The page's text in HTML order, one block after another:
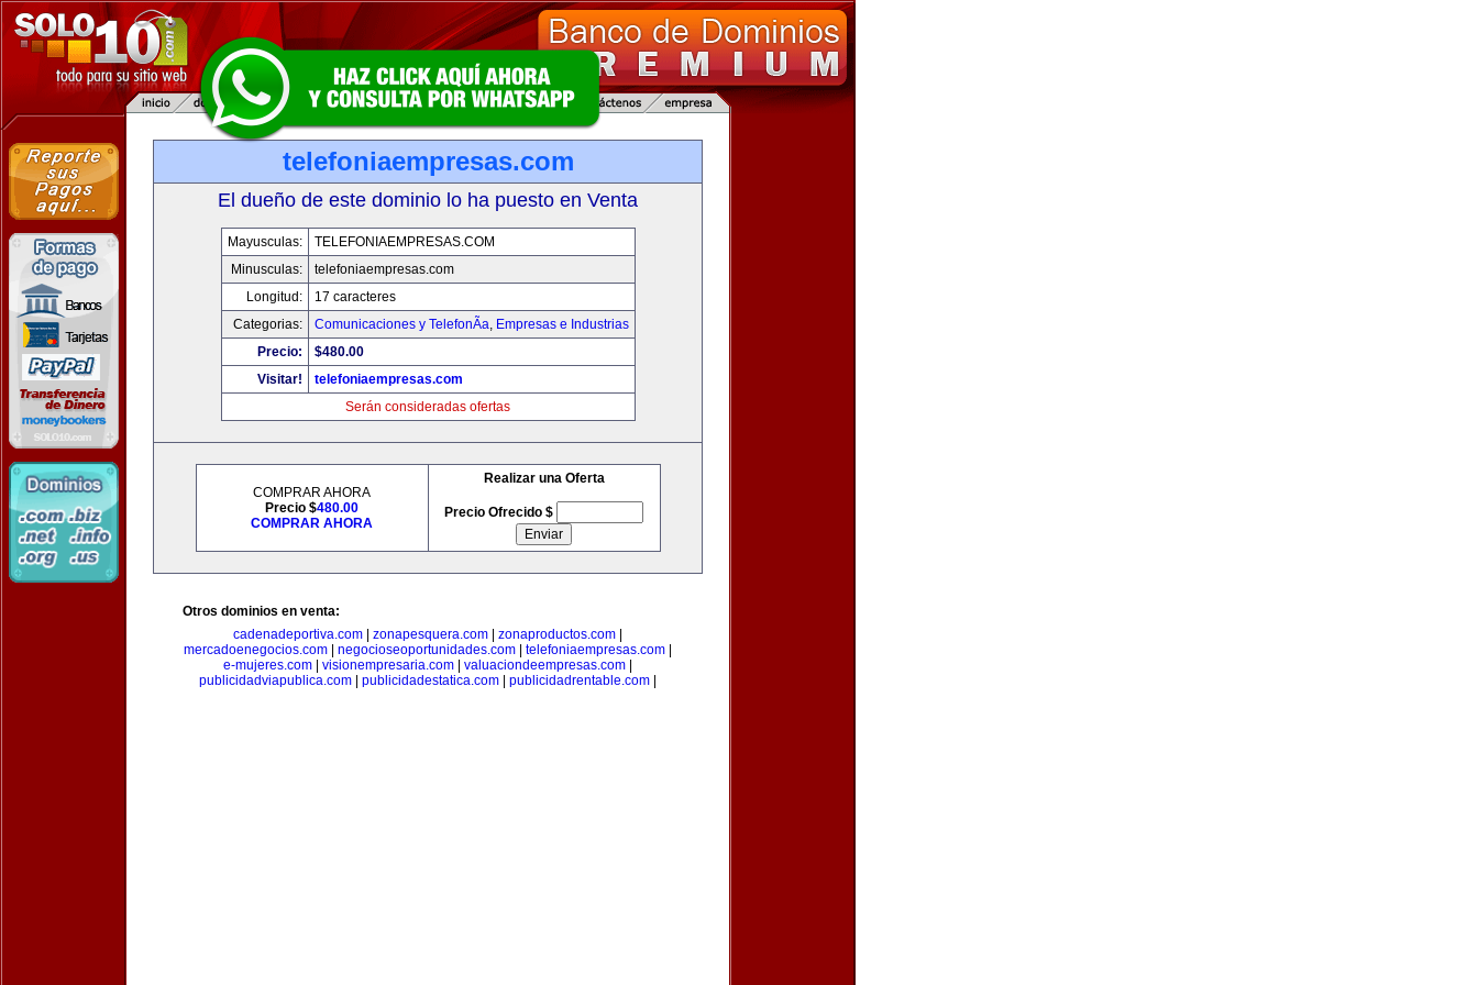
telefoniaempresas.com
El dueño de este dominio lo ha puesto en Venta
Mayusculas:
TELEFONIAEMPRESAS.COM
Minusculas:
telefoniaempresas.com
Longitud:
17 caracteres
Categorias:
Comunicaciones y TelefonÃ­a, Empresas e Industrias
Precio:
$480.00
Visitar!
telefoniaempresas.com
Serán consideradas ofertas
COMPRAR AHORA
Precio $480.00
COMPRAR AHORA
Realizar una Oferta
Precio Ofrecido $
Otros dominios en venta:
cadenadeportiva.com
zonapesquera.com zonaproductos.com
mercadoenegocios.com
negocioseoportunidades.com telefoniaempresas.com
e-mujeres.com
visionempresaria.com valuaciondeempresas.com
publicidadviapublica.com
publicidadestatica.com publicidadrentable.com